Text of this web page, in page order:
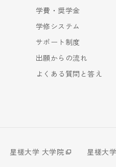
学費・奨学金
学修システム
サポート制度
出願からの流れ
よくある質問と答え
星槎大学 大学院
星槎大